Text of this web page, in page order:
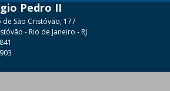
Pedro II
de São Cristóvão, 177
- Rio de Janeiro - RJ